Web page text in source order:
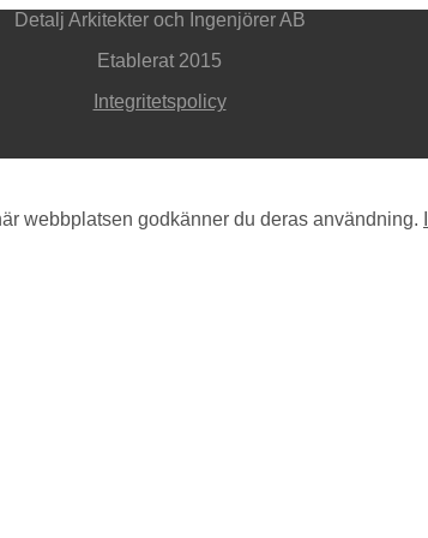
Detalj Arkitekter och Ingenjörer AB
Etablerat 2015
Integritetspolicy
webbplatsen godkänner du deras användning.